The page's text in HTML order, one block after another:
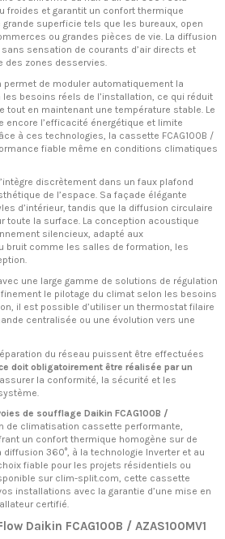
froides et garantit un confort thermique
superficie tels que les bureaux, open
ou grandes pièces de vie. La diffusion
sensation de courants d’air directs et
des zones desservies.
permet de moduler automatiquement la
besoins réels de l’installation, ce qui réduit
tout en maintenant une température stable. Le
encore l’efficacité énergétique et limite
à ces technologies, la cassette FCAG100B /
fiable même en conditions climatiques
discrètement dans un faux plafond
de l’espace. Sa façade élégante
d’intérieur, tandis que la diffusion circulaire
toute la surface. La conception acoustique
silencieux, adapté aux
bruit comme les salles de formation, les
une large gamme de solutions de régulation
le pilotage du climat selon les besoins
il est possible d’utiliser un thermostat filaire
centralisée ou une évolution vers une
du réseau puissent être effectuées
doit obligatoirement être réalisée par un
la conformité, la sécurité et les
de soufflage Daikin FCAG100B /
de climatisation cassette performante,
un confort thermique homogène sur de
360°, à la technologie Inverter et au
fiable pour les projets résidentiels ou
sur clim-split.com, cette cassette
installations avec la garantie d’une mise en
certifié.
Daikin FCAG100B / AZAS100MV1